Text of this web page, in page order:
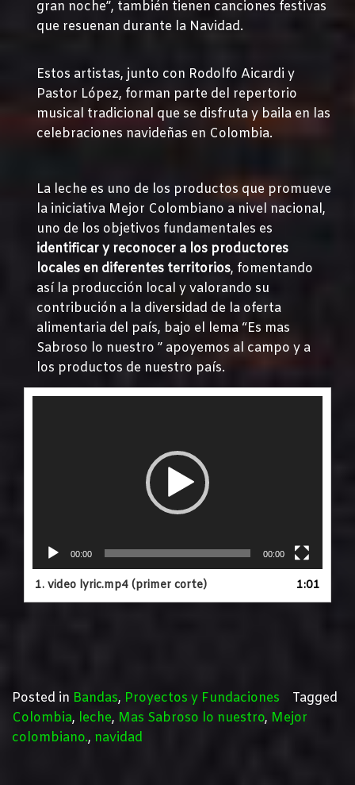
gran noche”, también tienen canciones festivas
que resuenan durante la Navidad.
Estos artistas, junto con Rodolfo Aicardi y
Pastor López, forman parte del repertorio
musical tradicional que se disfruta y baila en las
celebraciones navideñas en Colombia.
La leche es uno de los productos que promueve
la iniciativa Mejor Colombiano a nivel nacional,
uno de los objetivos fundamentales es
identificar y reconocer a los productores
locales en diferentes territorios, fomentando
así la producción local y valorando su
contribución a la diversidad de la oferta
alimentaria del país, bajo el lema “Es mas
Sabroso lo nuestro ” apoyemos al campo y a
los productos de nuestro país.
00:00 00:00
1. video lyric.mp4 (primer corte) 1:01
Posted in Bandas, Proyectos y Fundaciones
Tagged
Colombia, leche, Mas Sabroso lo nuestro, Mejor
colombiano., navidad